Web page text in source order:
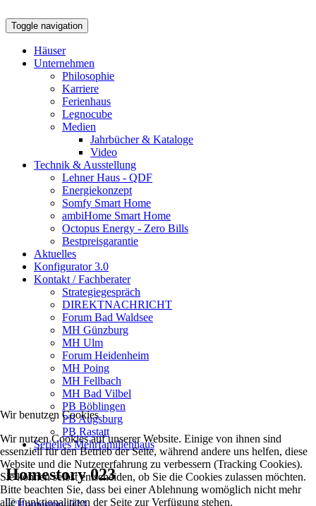
Toggle navigation
Häuser
Unternehmen
Philosophie
Karriere
Ferienhaus
Legnocube
Medien
Jahrbücher & Kataloge
Video
Technik & Ausstellung
Lehner Haus - QDF
Energiekonzept
Somfy Smart Home
ambiHome Smart Home
Octopus Energy - Zero Bills
Bestpreisgarantie
Aktuelles
Konfigurator 3.0
Kontakt / Fachberater
Strategiegespräch
DIREKTNACHRICHT
Forum Bad Waldsee
MH Günzburg
MH Ulm
Forum Heidenheim
MH Poing
MH Fellbach
MH Bad Vilbel
PB Böblingen
PB Augsburg
PB Rastatt
Serielles Mehrfamilienhaus
Homestory 023
Wir benutzen Cookies
Wir nutzen Cookies auf unserer Website. Einige von ihnen sind
essenziell für den Betrieb der Seite, während andere uns helfen, diese
Website und die Nutzererfahrung zu verbessern (Tracking Cookies).
Sie können selbst entscheiden, ob Sie die Cookies zulassen möchten.
Bitte beachten Sie, dass bei einer Ablehnung womöglich nicht mehr
alle Funktionalitäten der Seite zur Verfügung stehen.